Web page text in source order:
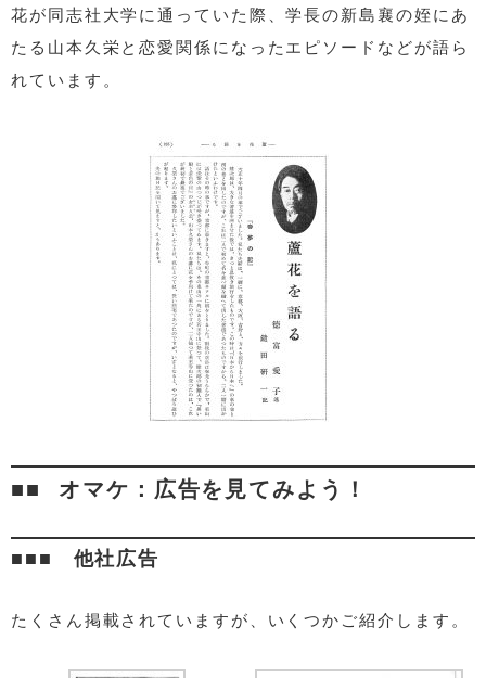
花が同志社大学に通っていた際、学長の新島襄の姪にあ
たる山本久栄と恋愛関係になったエピソードなどが語ら
れています。
オマケ：広告を見てみよう！
他社広告
たくさん掲載されていますが、いくつかご紹介します。